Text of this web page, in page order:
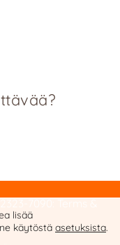
lisää
käytöstä asetuksista.